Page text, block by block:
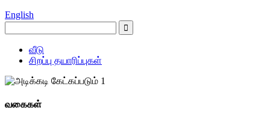
English
வீடு
சிறப்பு தயாரிப்புகள்
வகைகள்